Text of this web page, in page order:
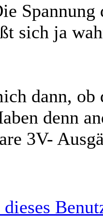
Spannung
sich ja
dann,
denn
3V-